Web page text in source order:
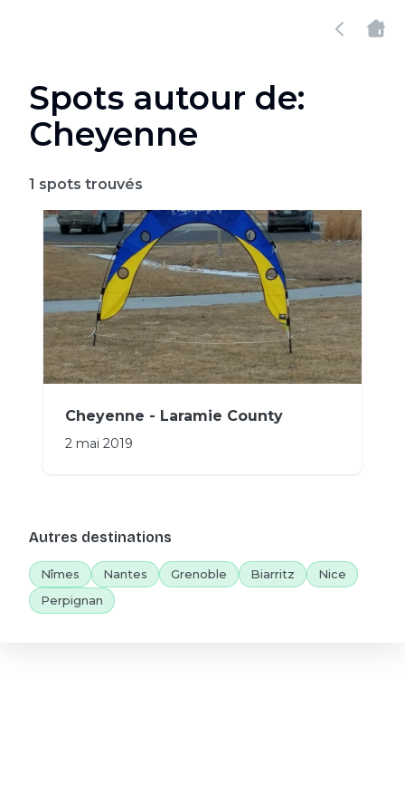
Spots autour de:
Cheyenne
1 spots trouvés
Cheyenne - Laramie County
2 mai 2019
Autres destinations
Nîmes Nantes Grenoble Biarritz
Nice
Perpignan